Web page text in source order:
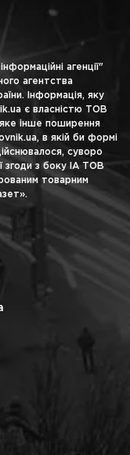
агенції"
агентства
Інформація, яку
є власністю ТОВ
інше поширення
в якій би формі
суворо
згоди з боку ІА ТОВ
товарним